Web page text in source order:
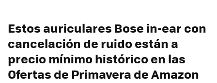
Estos auriculares Bose in-ear con
cancelación de ruido están a
precio mínimo histórico en las
Ofertas de Primavera de Amazon